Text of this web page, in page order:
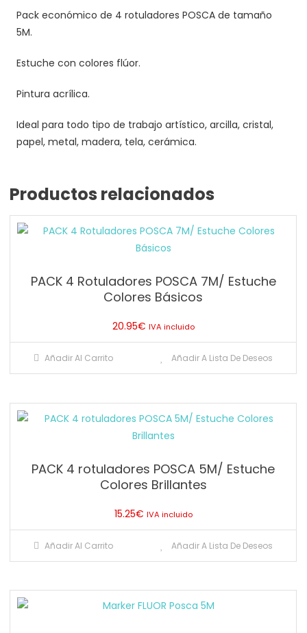
Pack económico de 4 rotuladores POSCA de tamaño
5M.
Estuche con colores flúor.
Pintura acrílica.
Ideal para todo tipo de trabajo artístico, arcilla, cristal,
papel, metal, madera, tela, cerámica.
Productos relacionados
PACK 4 Rotuladores POSCA 7M/ Estuche
Colores Básicos
20.95€ IVA incluido
Añadir Al Carrito Añadir A Lista De Deseos
PACK 4 rotuladores POSCA 5M/ Estuche
Colores Brillantes
15.25€ IVA incluido
Añadir Al Carrito Añadir A Lista De Deseos